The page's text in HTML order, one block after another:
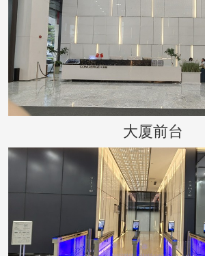
大厦前台